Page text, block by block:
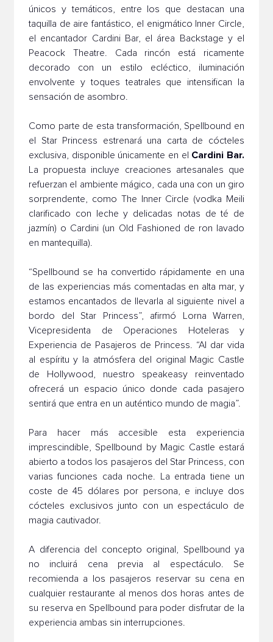
únicos y temáticos, entre los que destacan una
taquilla de aire fantástico, el enigmático Inner Circle,
el encantador Cardini Bar, el área Backstage y el
Peacock Theatre. Cada rincón está ricamente
decorado con un estilo ecléctico, iluminación
envolvente y toques teatrales que intensifican la
sensación de asombro.
Como parte de esta transformación, Spellbound en
el Star Princess estrenará una carta de cócteles
exclusiva, disponible únicamente en el Cardini Bar.
La propuesta incluye creaciones artesanales que
refuerzan el ambiente mágico, cada una con un giro
sorprendente, como The Inner Circle (vodka Meili
clarificado con leche y delicadas notas de té de
jazmín) o Cardini (un Old Fashioned de ron lavado
en mantequilla).
“Spellbound se ha convertido rápidamente en una
de las experiencias más comentadas en alta mar, y
estamos encantados de llevarla al siguiente nivel a
bordo del Star Princess”, afirmó Lorna Warren,
Vicepresidenta de Operaciones Hoteleras y
Experiencia de Pasajeros de Princess. “Al dar vida
al espíritu y la atmósfera del original Magic Castle
de Hollywood, nuestro speakeasy reinventado
ofrecerá un espacio único donde cada pasajero
sentirá que entra en un auténtico mundo de magia”.
Para hacer más accesible esta experiencia
imprescindible, Spellbound by Magic Castle estará
abierto a todos los pasajeros del Star Princess, con
varias funciones cada noche. La entrada tiene un
coste de 45 dólares por persona, e incluye dos
cócteles exclusivos junto con un espectáculo de
magia cautivador.
A diferencia del concepto original, Spellbound ya
no incluirá cena previa al espectáculo. Se
recomienda a los pasajeros reservar su cena en
cualquier restaurante al menos dos horas antes de
su reserva en Spellbound para poder disfrutar de la
experiencia ambas sin interrupciones.